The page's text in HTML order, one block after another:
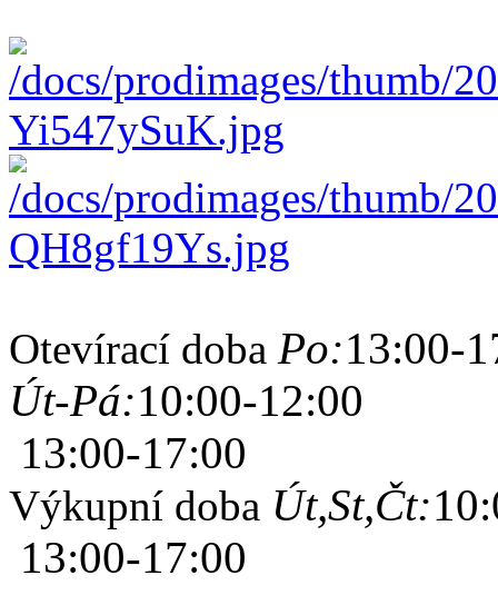
Otevírací doba Po:13:00-
Út-Pá:10:00-12:00
13:00-17:00
Výkupní doba Út,St,Čt:
13:00-17:00